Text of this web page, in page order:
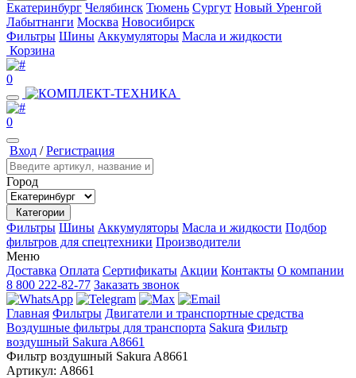
Екатеринбург Челябинск Тюмень Сургут Новый Уренгой
Лабытнанги Москва Новосибирск
Фильтры Шины Аккумуляторы Масла и жидкости
Корзина
0
0
Вход /Регистрация
Город
Категории
Фильтры Шины Аккумуляторы Масла и жидкости Подбор
фильтров для спецтехники Производители
Меню
Доставка Оплата Сертификаты Акции Контакты О компании
8 800 222-82-77 Заказать звонок
Главная Фильтры Двигатели и транспортные средства
Воздушные фильтры для транспорта Sakura Фильтр
воздушный Sakura A8661
Фильтр воздушный Sakura A8661
Артикул: A8661